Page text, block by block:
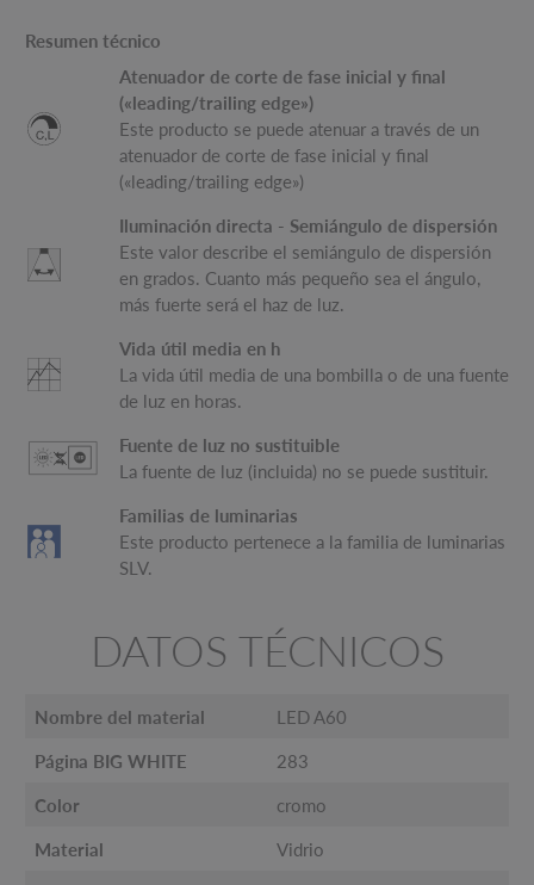
Resumen técnico
Atenuador de corte de fase inicial y final
(«leading/trailing edge»)
Este producto se puede atenuar a través de un
atenuador de corte de fase inicial y final
(«leading/trailing edge»)
Iluminación directa - Semiángulo de dispersión
Este valor describe el semiángulo de dispersión
en grados. Cuanto más pequeño sea el ángulo,
más fuerte será el haz de luz.
Vida útil media en h
La vida útil media de una bombilla o de una fuente
de luz en horas.
Fuente de luz no sustituible
La fuente de luz (incluida) no se puede sustituir.
Familias de luminarias
Este producto pertenece a la familia de luminarias
SLV.
DATOS TÉCNICOS
Nombre del material LED A60
Página BIG WHITE 283
Color cromo
Material Vidrio